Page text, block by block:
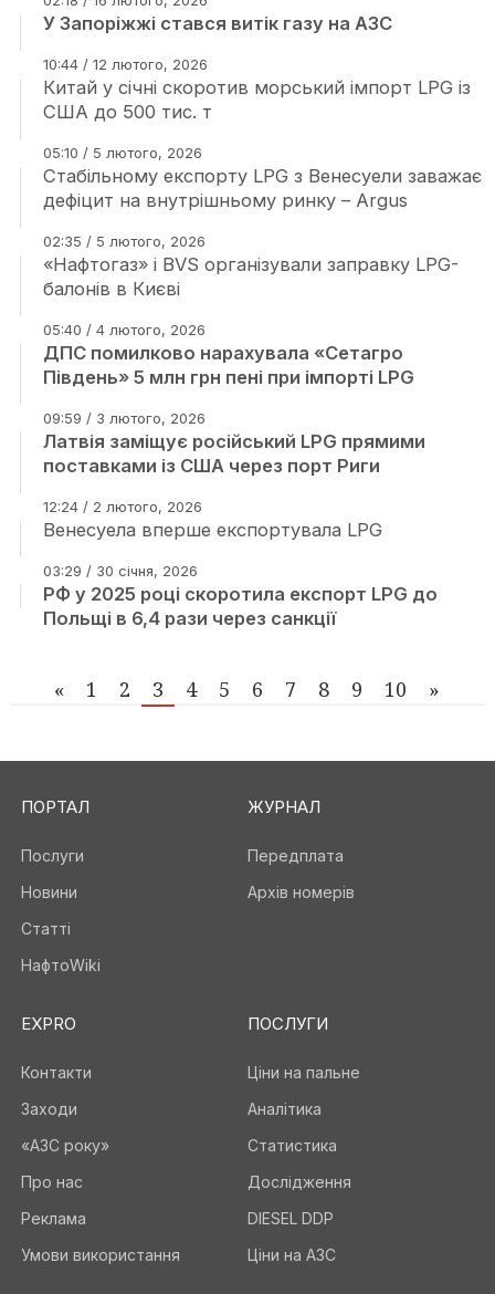
У Запоріжжі стався витік газу на АЗС
10:44 / 12 лютого, 2026
Китай у січні скоротив морський імпорт LPG із
США до 500 тис. т
05:10 / 5 лютого, 2026
Стабільному експорту LPG з Венесуели заважає
дефіцит на внутрішньому ринку – Argus
02:35 / 5 лютого, 2026
«Нафтогаз» і BVS організували заправку LPG-
балонів в Києві
05:40 / 4 лютого, 2026
ДПС помилково нарахувала «Сетагро
Південь» 5 млн грн пені при імпорті LPG
09:59 / 3 лютого, 2026
Латвія заміщує російський LPG прямими
поставками із США через порт Риги
12:24 / 2 лютого, 2026
Венесуела вперше експортувала LPG
03:29 / 30 січня, 2026
РФ у 2025 році скоротила експорт LPG до
Польщі в 6,4 рази через санкції
« 1 2 3 4 5 6 7 8 9 10 »
ПОРТАЛ
Послуги
Новини
Статті
НафтоWiki
ЖУРНАЛ
Передплата
Архів номерів
EXPRO
Контакти
Заходи
«АЗС року»
Про нас
Реклама
Умови використання
ПОСЛУГИ
Ціни на пальне
Аналітика
Статистика
Дослідження
DIESEL DDP
Ціни на АЗС